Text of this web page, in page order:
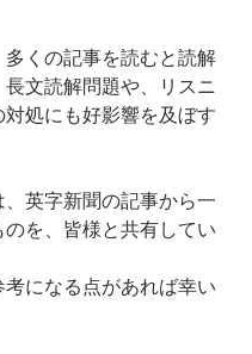
多くの記事を読むと読解
文読解問題や、リスニ
対処にも好影響を及ぼす
英字新聞の記事から一
を、皆様と共有してい
になる点があれば幸い